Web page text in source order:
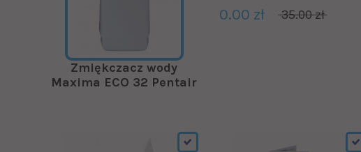
Zmiękczacz wody
Maxima ECO 32 Pentair
0.00 zł 35.00 zł